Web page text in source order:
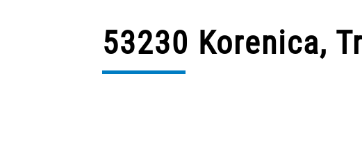
53230 Korenica,